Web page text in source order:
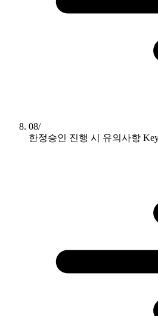
08/
한정승인 진행 시 유의사항